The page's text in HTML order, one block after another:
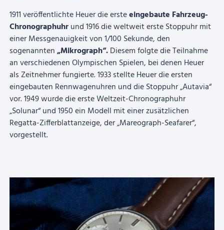
1911 veröffentlichte Heuer die ersteeingebaute Fahrzeug-
Chronographuhrund 1916 die weltweit erste Stoppuhr mit
einer Messgenauigkeit von 1/100 Sekunde, den
sogenannten„Mikrograph“.Diesem folgte die Teilnahme
an verschiedenen Olympischen Spielen, bei denen Heuer
als Zeitnehmer fungierte. 1933 stellte Heuer die ersten
eingebauten Rennwagenuhren und die Stoppuhr „Autavia“
vor. 1949 wurde die erste Weltzeit-Chronographuhr
„Solunar“ und 1950 ein Modell mit einer zusätzlichen
Regatta-Zifferblattanzeige, der „Mareograph-Seafarer“,
vorgestellt.